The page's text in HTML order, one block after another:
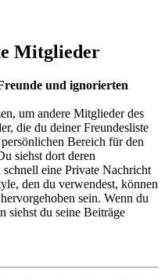
Mitglieder
und ignorierten
um andere Mitglieder des
die du deiner Freundesliste
Bereich für den
siehst dort deren
eine Private Nachricht
den du verwendest, können
sein. Wenn du
siehst du seine Beiträge